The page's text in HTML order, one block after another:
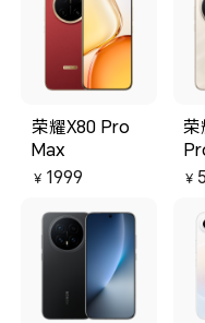
荣耀X80 Pro
Max
￥ 1999
荣
￥